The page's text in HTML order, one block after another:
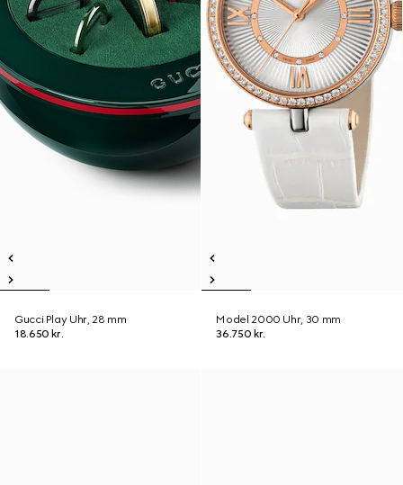
Gucci Play Uhr, 28 mm
18.650 kr.
Model 2000 Uhr, 30 mm
36.750 kr.